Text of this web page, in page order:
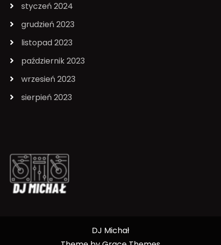
styczeń 2024
grudzień 2023
listopad 2023
październik 2023
wrzesień 2023
sierpień 2023
DJ Michał